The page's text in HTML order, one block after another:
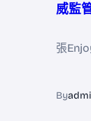
威監
張
By